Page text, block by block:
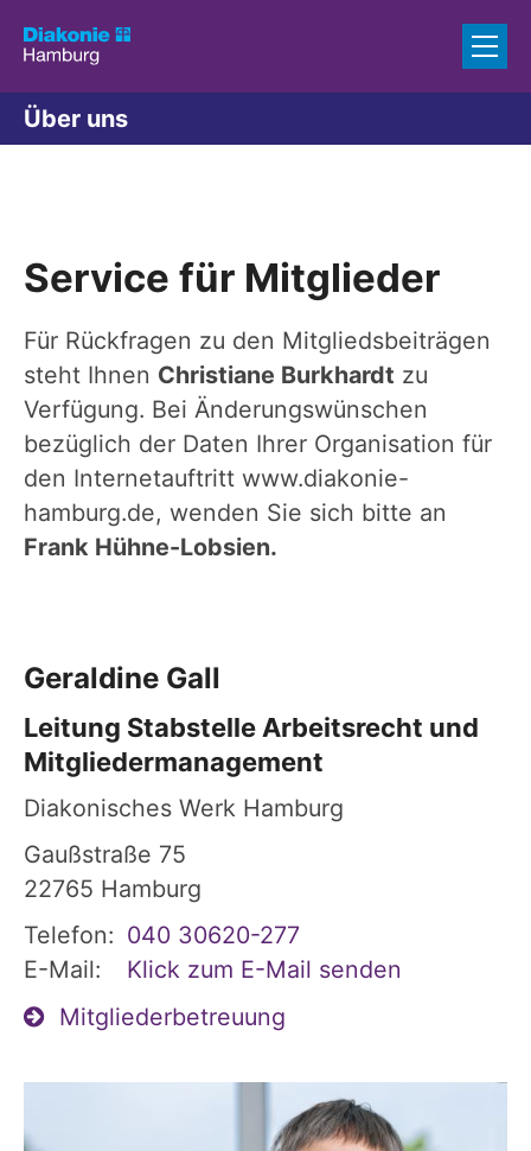
Über uns
Service für Mitglieder
Für Rückfragen zu den Mitgliedsbeiträgen
steht Ihnen Christiane Burkhardt zu
Verfügung. Bei Änderungswünschen
bezüglich der Daten Ihrer Organisation für
den Internetauftritt www.diakonie-
hamburg.de, wenden Sie sich bitte an
Frank Hühne-Lobsien.
Geraldine Gall
Leitung Stabstelle Arbeitsrecht und
Mitgliedermanagement
Diakonisches Werk Hamburg
Gaußstraße 75
22765 Hamburg
Telefon: 040 30620-277
E-Mail:
Klick zum E-Mail senden
Mitgliederbetreuung